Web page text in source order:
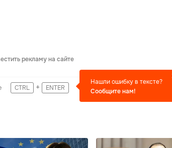
рекламу на сайте
CTRL + ENTER
Нашли ошибку в тексте?
Сообщите нам!